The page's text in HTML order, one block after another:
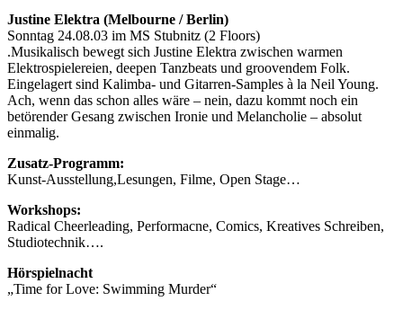
Justine Elektra (Melbourne / Berlin)
Sonntag 24.08.03 im MS Stubnitz (2 Floors)
.Musikalisch bewegt sich Justine Elektra zwischen warmen
Elektrospielereien, deepen Tanzbeats und groovendem Folk.
Eingelagert sind Kalimba- und Gitarren-Samples à la Neil Young.
Ach, wenn das schon alles wäre – nein, dazu kommt noch ein
betörender Gesang zwischen Ironie und Melancholie – absolut
einmalig.
Zusatz-Programm:
Kunst-Ausstellung,Lesungen, Filme, Open Stage…
Workshops:
Radical Cheerleading, Performacne, Comics, Kreatives Schreiben,
Studiotechnik….
Hörspielnacht
„Time for Love: Swimming Murder“